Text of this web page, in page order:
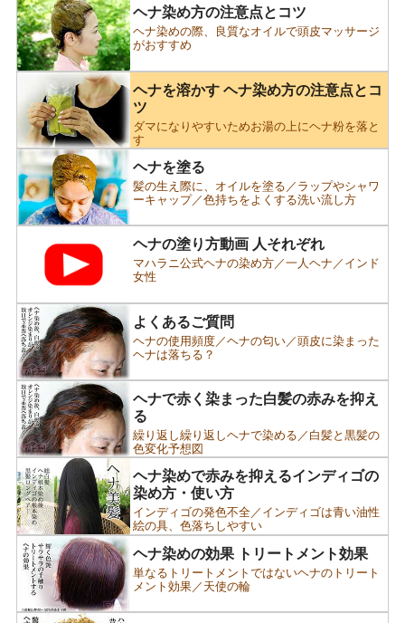
ヘナ染め方の注意点とコツ
ヘナ染めの際、良質なオイルで頭皮マッサージ
がおすすめ
ヘナを溶かす ヘナ染め方の注意点とコ
ツ
ダマになりやすいためお湯の上にヘナ粉を落と
す
ヘナを塗る
髪の生え際に、オイルを塗る／ラップやシャワ
ーキャップ／色持ちをよくする洗い流し方
ヘナの塗り方動画 人それぞれ
マハラニ公式ヘナの染め方／一人ヘナ／インド
女性
よくあるご質問
ヘナの使用頻度／ヘナの匂い／頭皮に染まった
ヘナは落ちる？
ヘナで赤く染まった白髪の赤みを抑え
る
繰り返し繰り返しヘナで染める／白髪と黒髪の
色変化予想図
ヘナ染めで赤みを抑えるインディゴの
染め方・使い方
インディゴの発色不全／インディゴは青い油性
絵の具、色落ちしやすい
ヘナ染めの効果 トリートメント効果
単なるトリートメントではないヘナのトリート
メント効果／天使の輪